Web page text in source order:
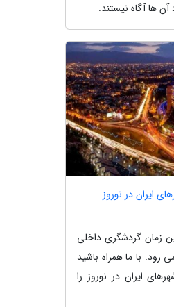
ها آگاه نیستند.
ایران در نوروز
زمان گردشگری داخلی
رود. با ما همراه باشید
ایران در نوروز را